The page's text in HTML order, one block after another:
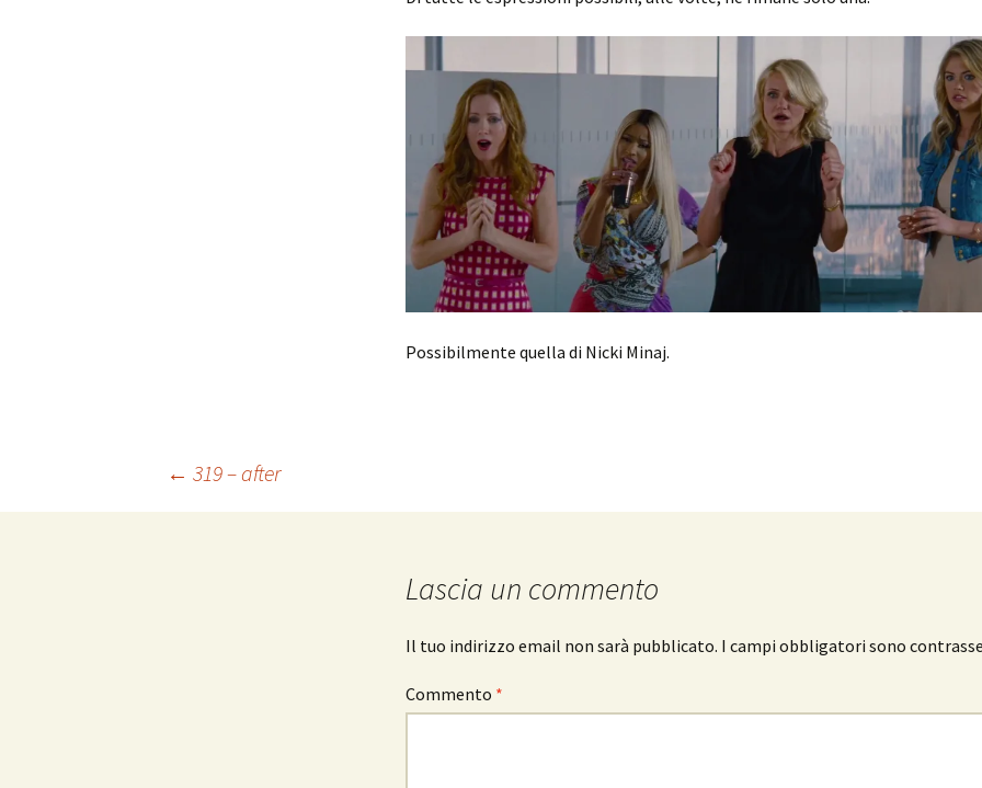
Possibilmente quella di Nicki Minaj.
Navigazione
← 319 – after
Lascia un commento
Il tuo indirizzo email non sarà pubblicato. I campi obbligatori sono
Commento *